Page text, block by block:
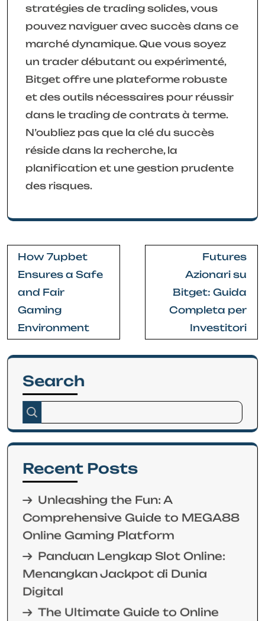
stratégies de trading solides, vous
pouvez naviguer avec succès dans ce
marché dynamique. Que vous soyez
un trader débutant ou expérimenté,
Bitget offre une plateforme robuste
et des outils nécessaires pour réussir
dans le trading de contrats à terme.
N’oubliez pas que la clé du succès
réside dans la recherche, la
planification et une gestion prudente
des risques.
Post
navigation
How 7upbet
Ensures a Safe
and Fair
Gaming
Environment
Futures
Azionari su
Bitget: Guida
Completa per
Investitori
Search
Recent Posts
Unleashing the Fun: A
Comprehensive Guide to MEGA88
Online Gaming Platform
Panduan Lengkap Slot Online:
Menangkan Jackpot di Dunia
Digital
The Ultimate Guide to Online